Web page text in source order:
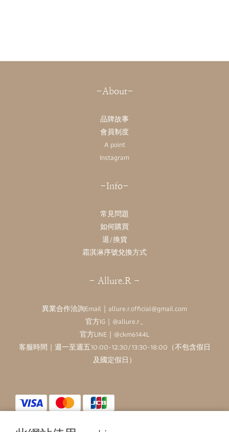
-About-
品牌故事
會員制度
A point
Instagram
-Info-
常見問題
如何購買
退/換貨
霜淇淋序號兌換方式
- Allure.R -
異業合作洽詢Email｜allure.r.official@gmail.com
官方IG｜ @allure.r_
官方LINE｜@ckm6144L
客服時間｜週一至週五10:00-12:30/13:30-18:00（不包含假日
及國定假日）